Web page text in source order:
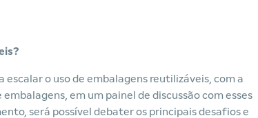
escalar o uso de embalagens reutilizáveis, com a
em um painel de discussão com esses
será possível debater os principais desafios e